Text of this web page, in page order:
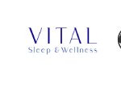
content